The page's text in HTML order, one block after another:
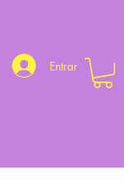
Entrar